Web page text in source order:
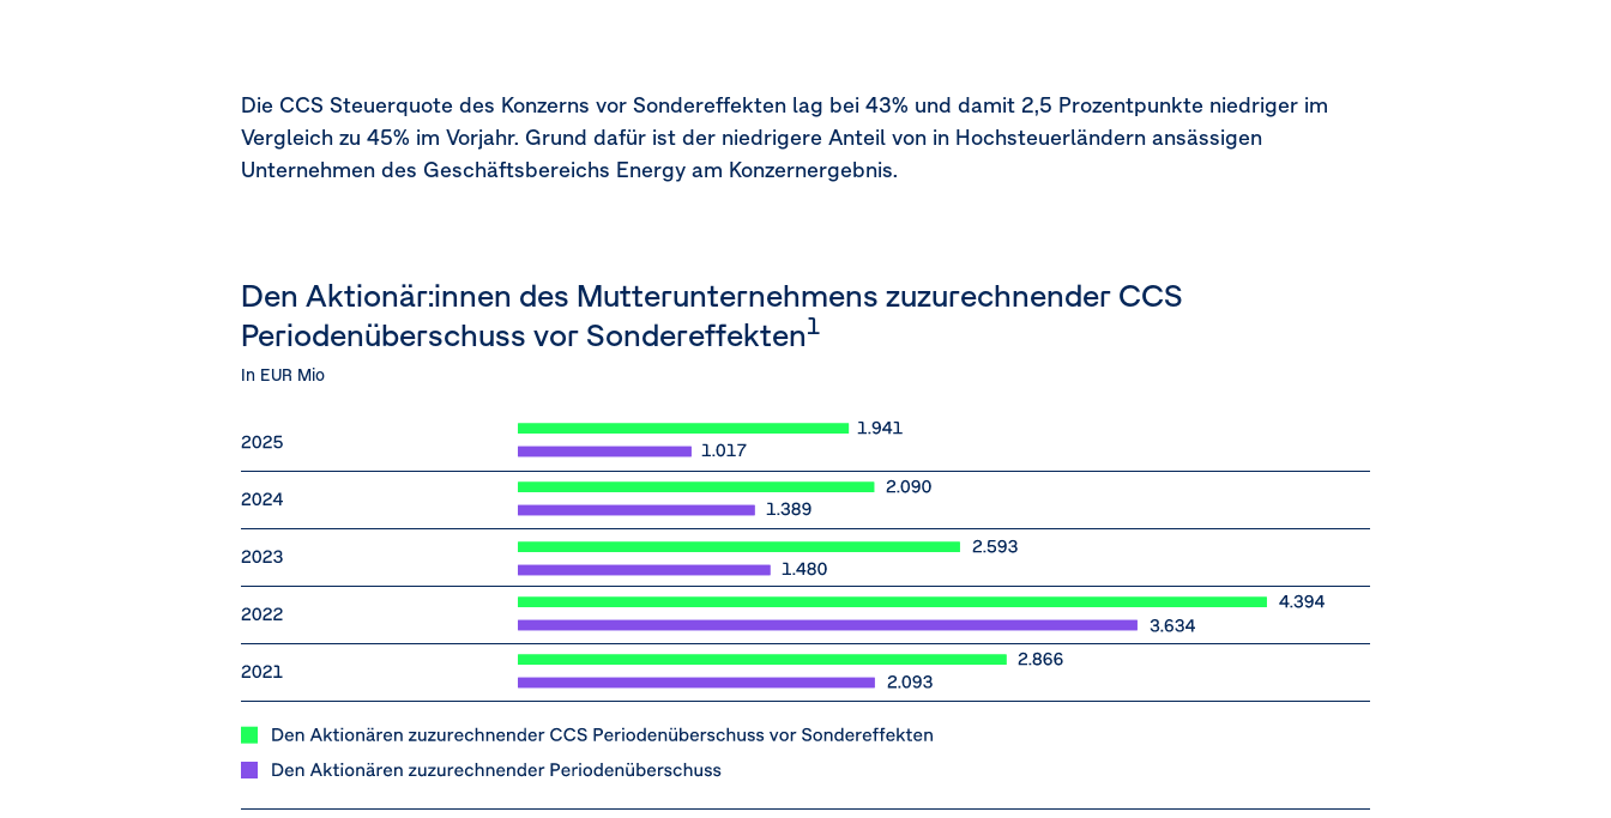
Die CCS Steuerquote des Konzerns vor Sondereffekten lag bei 43% und damit 2,5 Prozentpunkte niedriger im
Vergleich zu 45% im Vorjahr. Grund dafür ist der niedrigere Anteil von in Hochsteuerländern ansässigen
Unternehmen des Geschäftsbereichs Energy am Konzernergebnis.
Den Aktionär:innen des Mutterunternehmens zuzurechnender CCS
Periodenüberschuss vor Sondereffekten1
In EUR Mio